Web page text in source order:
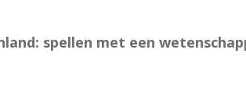
spellen met een